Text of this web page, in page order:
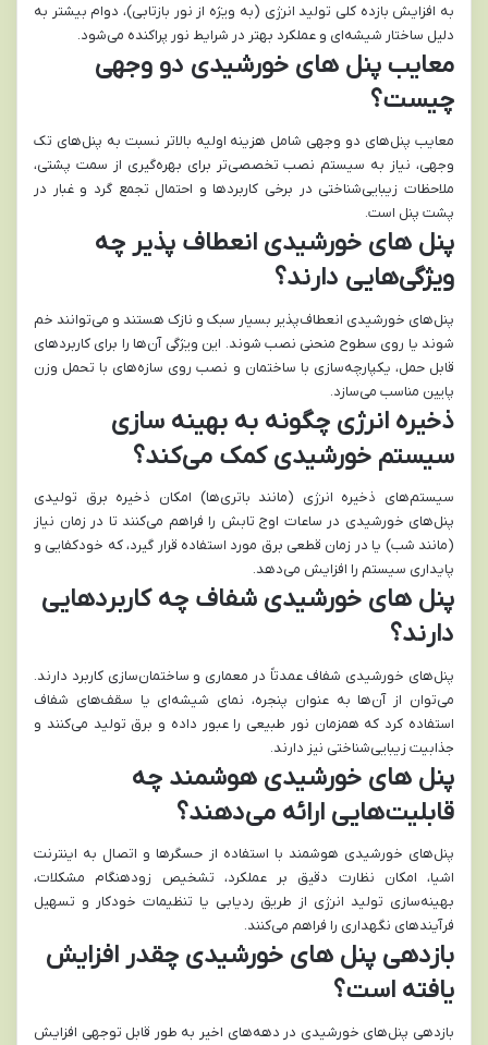
به افزایش بازده کلی تولید انرژی (به ویژه از نور بازتابی)، دوام بیشتر به
دلیل ساختار شیشه‌ای و عملکرد بهتر در شرایط نور پراکنده می‌شود.
معایب پنل های خورشیدی دو وجهی
چیست؟
معایب پنل‌های دو وجهی شامل هزینه اولیه بالاتر نسبت به پنل‌های تک
وجهی، نیاز به سیستم نصب تخصصی‌تر برای بهره‌گیری از سمت پشتی،
ملاحظات زیبایی‌شناختی در برخی کاربردها و احتمال تجمع گرد و غبار در
پشت پنل است.
پنل های خورشیدی انعطاف پذیر چه
ویژگی‌هایی دارند؟
پنل‌های خورشیدی انعطاف‌پذیر بسیار سبک و نازک هستند و می‌توانند خم
شوند یا روی سطوح منحنی نصب شوند. این ویژگی آن‌ها را برای کاربردهای
قابل حمل، یکپارچه‌سازی با ساختمان و نصب روی سازه‌های با تحمل وزن
پایین مناسب می‌سازد.
ذخیره انرژی چگونه به بهینه سازی
سیستم خورشیدی کمک می‌کند؟
سیستم‌های ذخیره انرژی (مانند باتری‌ها) امکان ذخیره برق تولیدی
پنل‌های خورشیدی در ساعات اوج تابش را فراهم می‌کنند تا در زمان نیاز
(مانند شب) یا در زمان قطعی برق مورد استفاده قرار گیرد، که خودکفایی و
پایداری سیستم را افزایش می‌دهد.
پنل های خورشیدی شفاف چه کاربردهایی
دارند؟
پنل‌های خورشیدی شفاف عمدتاً در معماری و ساختمان‌سازی کاربرد دارند.
می‌توان از آن‌ها به عنوان پنجره، نمای شیشه‌ای یا سقف‌های شفاف
استفاده کرد که همزمان نور طبیعی را عبور داده و برق تولید می‌کنند و
جذابیت زیبایی‌شناختی نیز دارند.
پنل های خورشیدی هوشمند چه
قابلیت‌هایی ارائه می‌دهند؟
پنل‌های خورشیدی هوشمند با استفاده از حسگرها و اتصال به اینترنت
اشیا، امکان نظارت دقیق بر عملکرد، تشخیص زودهنگام مشکلات،
بهینه‌سازی تولید انرژی از طریق ردیابی یا تنظیمات خودکار و تسهیل
فرآیندهای نگهداری را فراهم می‌کنند.
بازدهی پنل های خورشیدی چقدر افزایش
یافته است؟
بازدهی پنل‌های خورشیدی در دهه‌های اخیر به طور قابل توجهی افزایش